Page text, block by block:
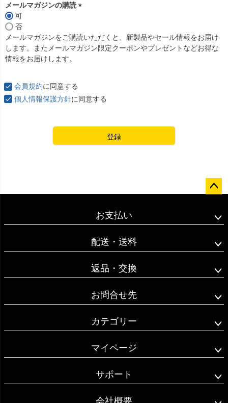
メールマガジンの購読
須
)
可
否
メールマガジンをご購読いただくと、新製品やセール情報をお届け
します。またメールマガジン限定クーポンやプレゼントなどお得な
情報をお届けします。
会員規約に同意する
個人情報保護方針に同意する
登録
ップ
お支払い
配送・送料
返品・交換
お問合せ先
カテゴリー
マイページ
サポート
会社概要